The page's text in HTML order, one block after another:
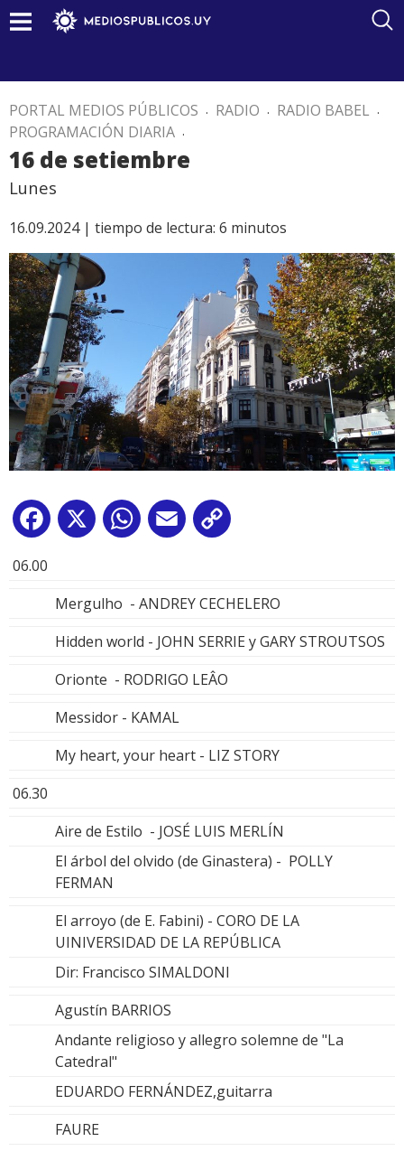
PORTAL MEDIOS PÚBLICOS . RADIO . RADIO BABEL .
PROGRAMACIÓN DIARIA .
16 de setiembre
Lunes
16.09.2024 | tiempo de lectura: 6 minutos
Facebook
X WhatsApp
Email
06.00
Mergulho - ANDREY CECHELERO
Hidden world - JOHN SERRIE y GARY STROUTSOS
Orionte - RODRIGO LEÂO
Messidor - KAMAL
My heart, your heart - LIZ STORY
06.30
Aire de Estilo - JOSÉ LUIS MERLÍN
El árbol del olvido (de Ginastera) - POLLY
FERMAN
El arroyo (de E. Fabini) - CORO DE LA
UINIVERSIDAD DE LA REPÚBLICA
Dir: Francisco SIMALDONI
Agustín BARRIOS
Andante religioso y allegro solemne de "La
Catedral"
EDUARDO FERNÁNDEZ,guitarra
FAURE